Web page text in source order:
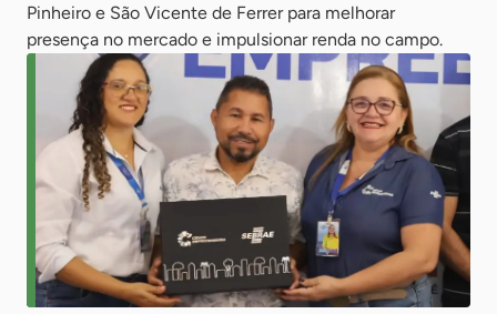
Pinheiro e São Vicente de Ferrer para melhorar
presença no mercado e impulsionar renda no campo.